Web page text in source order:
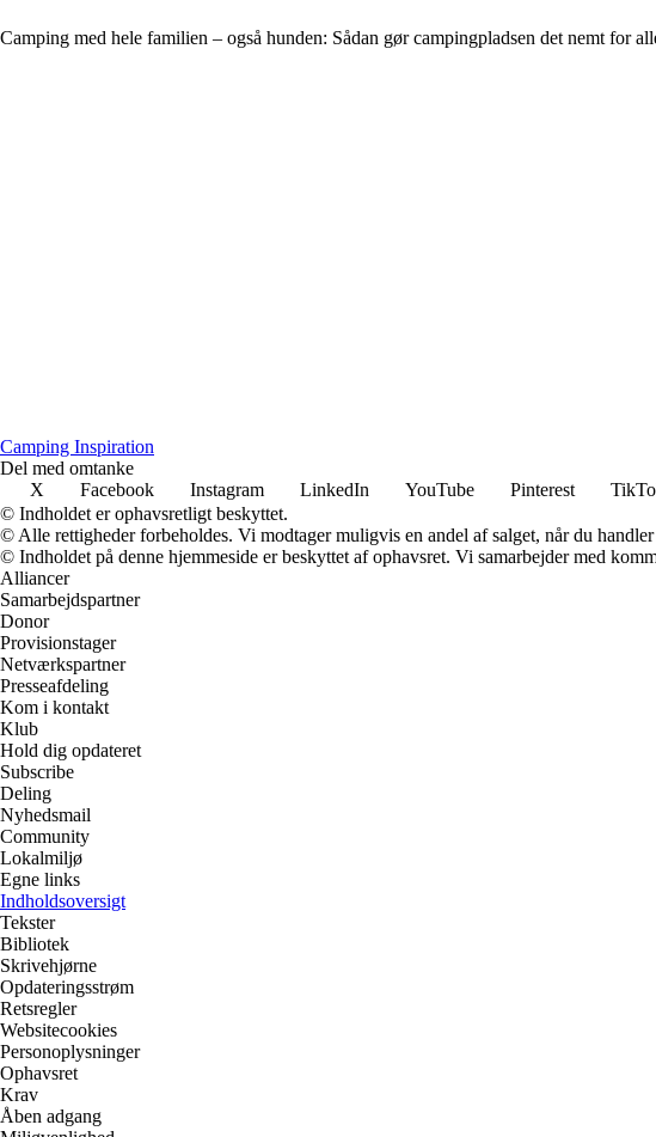
Camping med hele familien – også hunden: Sådan gør campingpladsen det nemt for
Camping Inspiration
Del med omtanke
X
Facebook Instagram LinkedIn YouTube Pinterest
© Indholdet er ophavsretligt beskyttet.
© Alle rettigheder forbeholdes. Vi modtager muligvis en andel af salget, når du
© Indholdet på denne hjemmeside er beskyttet af ophavsret. Vi samarbejder med
Alliancer
Samarbejdspartner
Donor
Provisionstager
Netværkspartner
Presseafdeling
Kom i kontakt
Klub
Hold dig opdateret
Subscribe
Deling
Nyhedsmail
Community
Lokalmiljø
Egne links
Indholdsoversigt
Tekster
Bibliotek
Skrivehjørne
Opdateringsstrøm
Retsregler
Websitecookies
Personoplysninger
Ophavsret
Krav
Åben adgang